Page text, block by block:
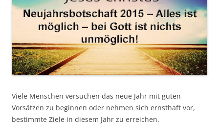
Viele Menschen versuchen das neue Jahr mit guten
Vorsätzen zu beginnen oder nehmen sich ernsthaft vor,
bestimmte Ziele in diesem Jahr zu erreichen.